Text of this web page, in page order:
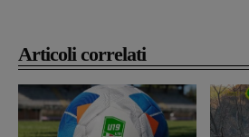
Articoli correlati